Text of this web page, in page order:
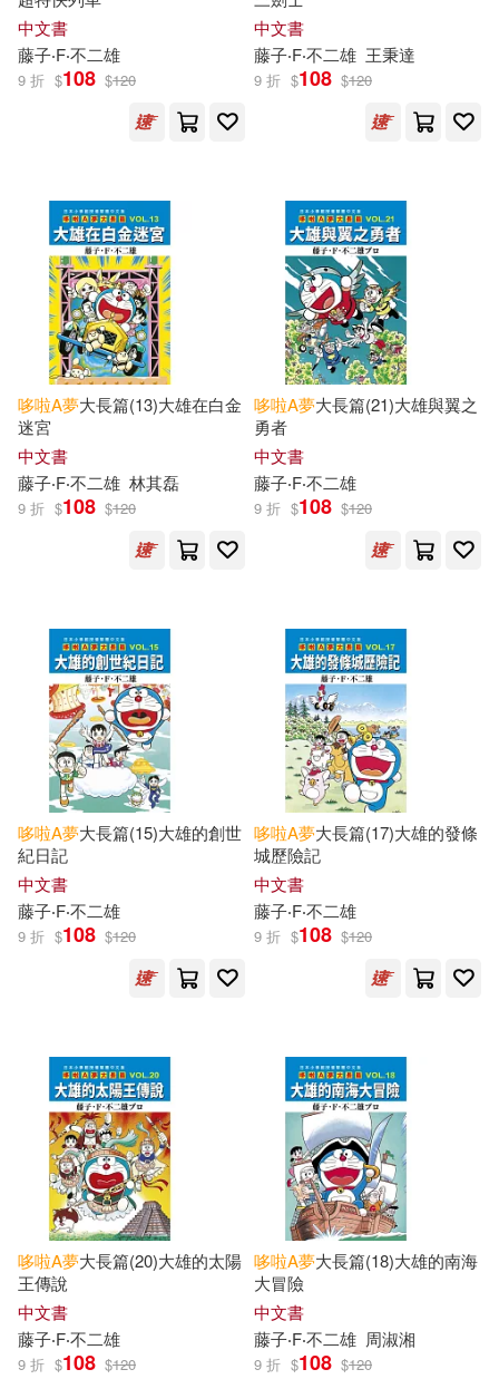
Shin-ei 動畫(1) Wonderfy(1)
マッキャグ五藤ゆかり(1)
五島正一郎(1) 伊藤公志(1)
佐藤大(1)
全球華語科幻星雲獎組委會編(1)
凌明玉(1)
原作：藤子‧F‧不二雄(1)
古澤良太(1) 堂山卓見(1)
川村元気(1) 常磐藍(1)
撰文/齋藤孝(1)
撰文／秋山哲茂(1)
日本小學館哆啦A夢工作室(1)
日本小學館多啦A夢工作室(1)
杉田俊介(1) 林建全(1)
毛毛蟲、Mr.Pig、凹司釘、波蘿麵
包、空空那、TOBY、SANA、四小
折……等等(1)
沐清婉(1)
漫畫原作/藤子‧F‧不二雄(1)
漫畫原作／藤子‧F‧不二雄(1)
果實出版社(1)
華藝娛樂(1) 風潮音樂(1)
麥田(1)
中文書
藤子‧F‧不二雄
9 折 $108 $120
中文書
藤子‧F‧不二雄 王秉達
9 折 $108 $120
哆啦A夢大長篇(13)大雄在白金
迷宮
中文書
藤子‧F‧不二雄 林其磊
9 折 $108 $120
哆啦A夢大長篇(21)大雄與翼之
勇者
中文書
藤子‧F‧不二雄
9 折 $108 $120
哆啦A夢大長篇(15)大雄的創世
紀日記
中文書
藤子‧F‧不二雄
9 折 $108 $120
哆啦A夢大長篇(17)大雄的發條
城歷險記
中文書
藤子‧F‧不二雄
9 折 $108 $120
哆啦A夢大長篇(20)大雄的太陽
王傳說
中文書
藤子‧F‧不二雄
9 折 $108 $120
哆啦A夢大長篇(18)大雄的南海
大冒險
中文書
藤子‧F‧不二雄 周淑湘
9 折 $108 $120